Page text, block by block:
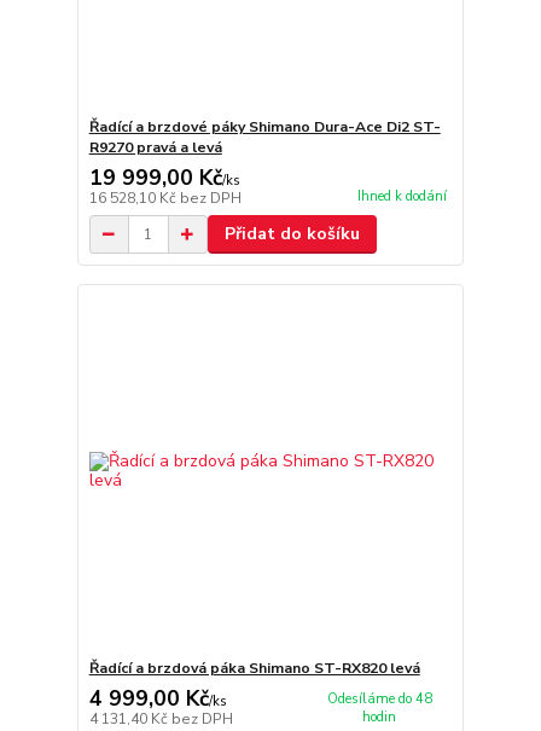
Řadící a brzdové páky Shimano Dura-Ace Di2 ST-
R9270 pravá a levá
19 999,00 Kč/ks
16 528,10 Kč bez DPH Ihned k dodání
Přidat do košíku
Řadící a brzdová páka Shimano ST-RX820 levá
4 999,00 Kč/ks
4 131,40 Kč bez DPH
Odesíláme do 48
hodin